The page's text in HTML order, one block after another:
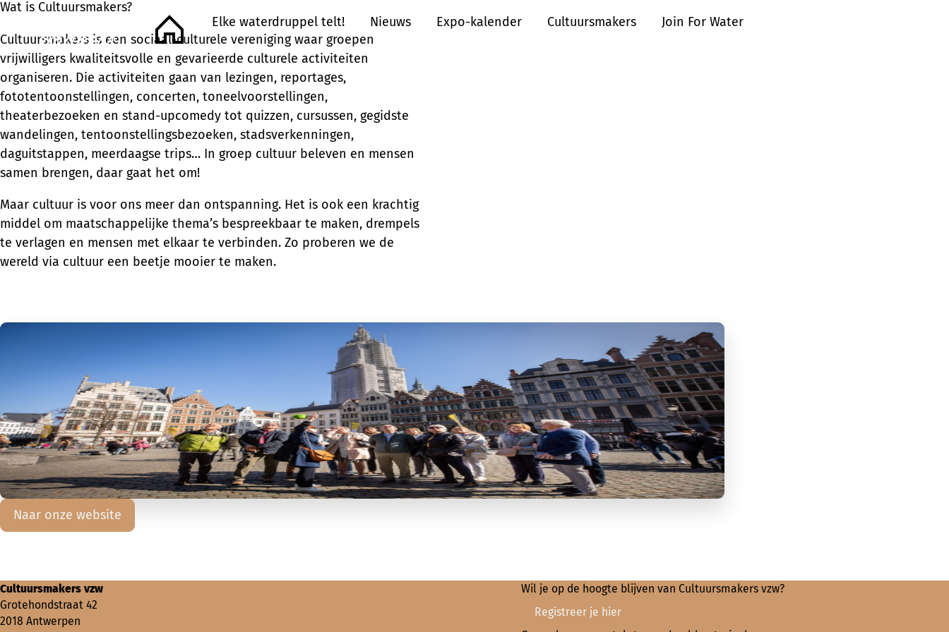
Home
Elke waterdruppel telt! Nieuws Expo-kalender Cultuursmakers Join For Water
Wat is Cultuursmakers?
Cultuursmakers is een sociaal-culturele vereniging waar groepen
vrijwilligers kwaliteitsvolle en gevarieerde culturele activiteiten
organiseren. Die activiteiten gaan van lezingen, reportages,
fototentoonstellingen, concerten, toneelvoorstellingen,
theaterbezoeken en stand-upcomedy tot quizzen, cursussen, gegidste
wandelingen, tentoonstellingsbezoeken, stadsverkenningen,
daguitstappen, meerdaagse trips… In groep cultuur beleven en mensen
samen brengen, daar gaat het om!
Maar cultuur is voor ons meer dan ontspanning. Het is ook een krachtig
middel om maatschappelijke thema’s bespreekbaar te maken, drempels
te verlagen en mensen met elkaar te verbinden. Zo proberen we de
wereld via cultuur een beetje mooier te maken.
Naar onze website
Cultuursmakers vzw
Grotehondstraat 42
2018 Antwerpen
Wil je op de hoogte blijven van Cultuursmakers vzw?
Registreer je hier